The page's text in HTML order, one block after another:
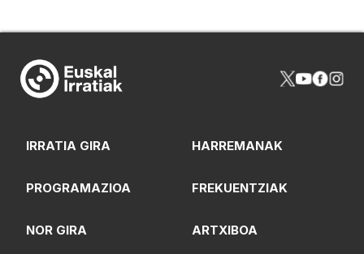
IRRATIA GIRA HARREMANAK
PROGRAMAZIOA FREKUENTZIAK
NOR GIRA ARTXIBOA